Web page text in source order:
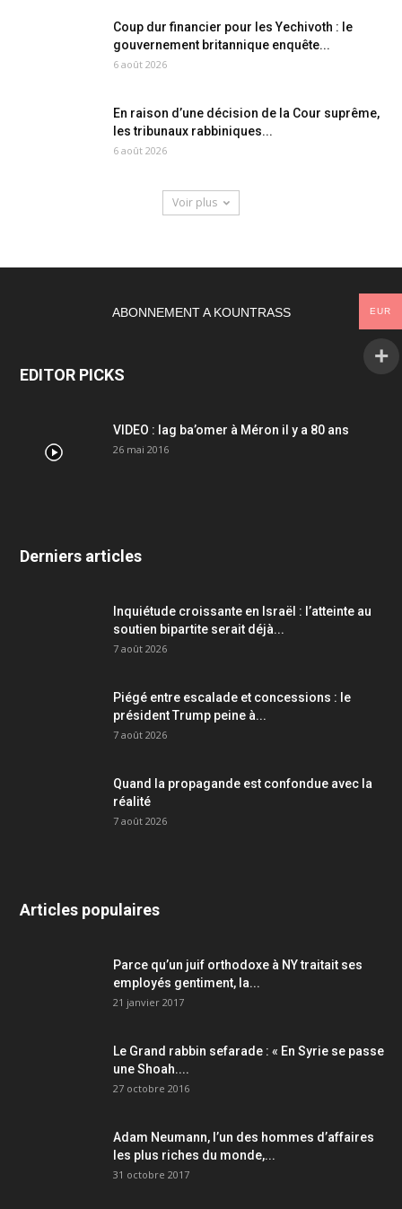
Coup dur financier pour les Yechivoth : le
gouvernement britannique enquête...
6 août 2026
En raison d’une décision de la Cour suprême,
les tribunaux rabbiniques...
6 août 2026
Voir plus
ABONNEMENT A KOUNTRASS
EDITOR PICKS
VIDEO : lag ba’omer à Méron il y a 80 ans
26 mai 2016
Derniers articles
Inquiétude croissante en Israël : l’atteinte au
soutien bipartite serait déjà...
7 août 2026
Piégé entre escalade et concessions : le
président Trump peine à...
7 août 2026
Quand la propagande est confondue avec la
réalité
7 août 2026
Articles populaires
Parce qu’un juif orthodoxe à NY traitait ses
employés gentiment, la...
21 janvier 2017
Le Grand rabbin sefarade : « En Syrie se passe
une Shoah....
27 octobre 2016
Adam Neumann, l’un des hommes d’affaires
les plus riches du monde,...
31 octobre 2017
EUR